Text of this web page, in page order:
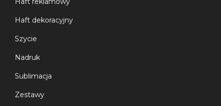
Haft dekoracyjny
Szycie
Nadruk
Sublimacja
Zestawy